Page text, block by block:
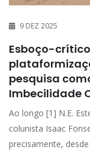
9 DEZ 2025
Esboço-
pesquisa
Imbecilidade
Ao longo [1] N.E.
colunista Isaac
precisamente,